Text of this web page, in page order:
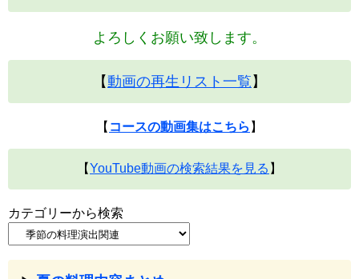
よろしくお願い致します。
【動画の再生リスト一覧 】
【 コースの動画集はこちら 】
【YouTube動画の検索結果を見る 】
カテゴリーから検索